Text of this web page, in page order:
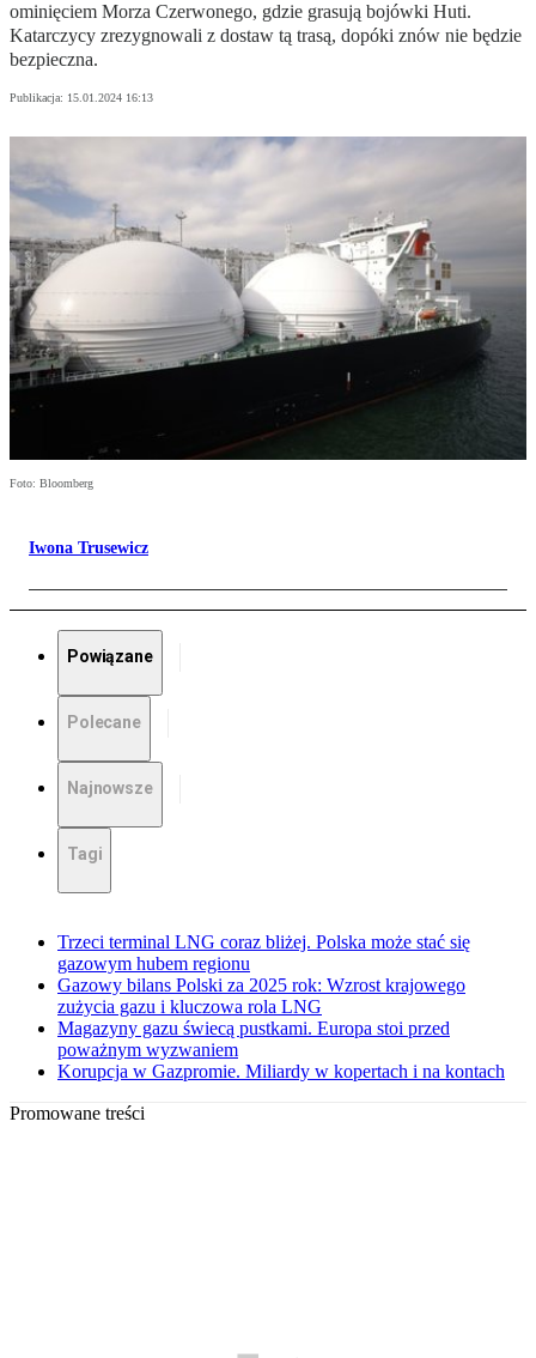
ominięciem Morza Czerwonego, gdzie grasują bojówki Huti.
Katarczycy zrezygnowali z dostaw tą trasą, dopóki znów nie będzie
bezpieczna.
Publikacja: 15.01.2024 16:13
Foto: Bloomberg
Iwona Trusewicz
Powiązane
Polecane
Najnowsze
Tagi
Trzeci terminal LNG coraz bliżej. Polska może stać się
gazowym hubem regionu
Gazowy bilans Polski za 2025 rok: Wzrost krajowego
zużycia gazu i kluczowa rola LNG
Magazyny gazu świecą pustkami. Europa stoi przed
poważnym wyzwaniem
Korupcja w Gazpromie. Miliardy w kopertach i na kontach
Promowane treści